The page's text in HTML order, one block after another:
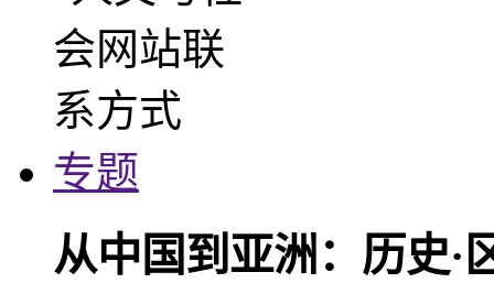
专题
从中国到亚洲：历史·